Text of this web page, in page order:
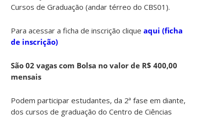
Cursos de Graduação (andar térreo do CBS01).
Para acessar a ficha de inscrição cliqueaqui (ficha
de inscrição)
São 02 vagas com Bolsa no valor de R$ 400,00
mensais
Podem participar estudantes, da 2ª fase em diante,
dos cursos de graduação do Centro de Ciências